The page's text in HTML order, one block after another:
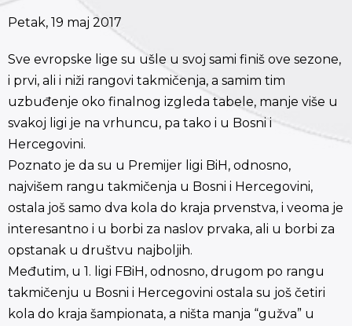
Petak, 19 maj 2017
Sve evropske lige su ušle u svoj sami finiš ove sezone,
i prvi, ali i niži rangovi takmičenja, a samim tim
uzbuđenje oko finalnog izgleda tabele, manje više u
svakoj ligi je na vrhuncu, pa tako i u Bosni i
Hercegovini.
Poznato je da su u Premijer ligi BiH, odnosno,
najvišem rangu takmičenja u Bosni i Hercegovini,
ostala još samo dva kola do kraja prvenstva, i veoma je
interesantno i u borbi za naslov prvaka, ali u borbi za
opstanak u društvu najboljih.
Međutim, u 1. ligi FBiH, odnosno, drugom po rangu
takmičenju u Bosni i Hercegovini ostala su još četiri
kola do kraja šampionata, a ništa manja “gužva” u